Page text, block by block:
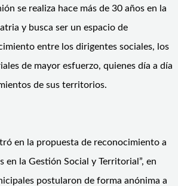
se realiza hace más de 30 años en la
y busca ser un espacio de
entre los dirigentes sociales, los
de mayor esfuerzo, quienes día a día
de sus territorios.
en la propuesta de reconocimiento a
en la Gestión Social y Territorial”, en
postularon de forma anónima a